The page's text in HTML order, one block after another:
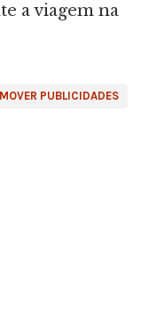
a viagem na
PUBLICIDADES